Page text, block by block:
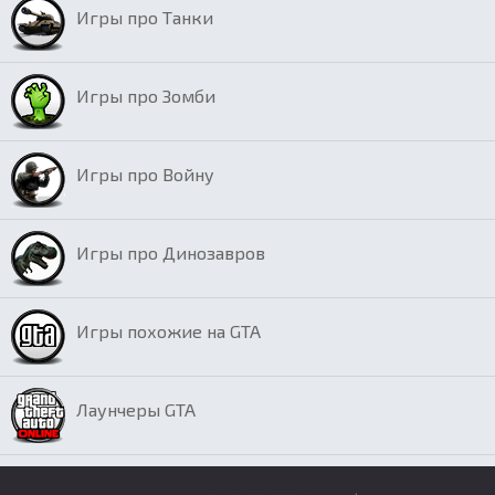
Игры про Танки
Игры про Зомби
Игры про Войну
Игры про Динозавров
Игры похожие на GTA
Лаунчеры GTA